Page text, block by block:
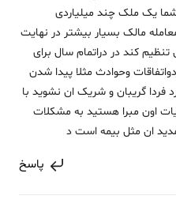
شما یک ملک چند میلیاردی
مالک بسیار بیشتر در نهایت
تنظیم کند در دراتمام سال برای
وحوادث مثلا پیدا شدن
فردا گریبان و شریک ان نشوید با
اون مبرا هستید به مشکلات
ان مثل بیمه است د
پاسخ